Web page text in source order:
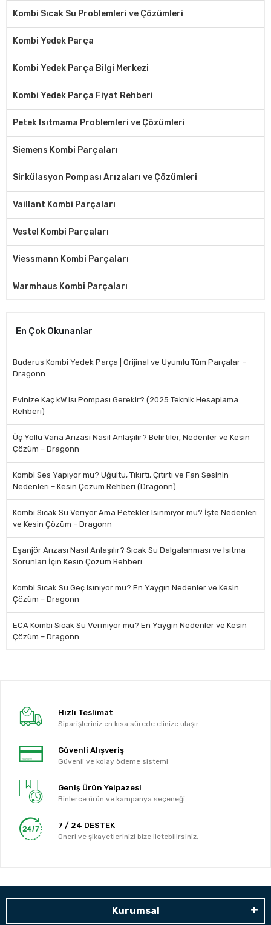
Kombi Sıcak Su Problemleri ve Çözümleri
Kombi Yedek Parça
Kombi Yedek Parça Bilgi Merkezi
Kombi Yedek Parça Fiyat Rehberi
Petek Isıtmama Problemleri ve Çözümleri
Siemens Kombi Parçaları
Sirkülasyon Pompası Arızaları ve Çözümleri
Vaillant Kombi Parçaları
Vestel Kombi Parçaları
Viessmann Kombi Parçaları
Warmhaus Kombi Parçaları
En Çok Okunanlar
Buderus Kombi Yedek Parça | Orijinal ve Uyumlu Tüm Parçalar –
Dragonn
Evinize Kaç kW Isı Pompası Gerekir? (2025 Teknik Hesaplama
Rehberi)
Üç Yollu Vana Arızası Nasıl Anlaşılır? Belirtiler, Nedenler ve Kesin
Çözüm – Dragonn
Kombi Ses Yapıyor mu? Uğultu, Tıkırtı, Çıtırtı ve Fan Sesinin
Nedenleri – Kesin Çözüm Rehberi (Dragonn)
Kombi Sıcak Su Veriyor Ama Petekler Isınmıyor mu? İşte Nedenleri
ve Kesin Çözüm – Dragonn
Eşanjör Arızası Nasıl Anlaşılır? Sıcak Su Dalgalanması ve Isıtma
Sorunları İçin Kesin Çözüm Rehberi
Kombi Sıcak Su Geç Isınıyor mu? En Yaygın Nedenler ve Kesin
Çözüm – Dragonn
ECA Kombi Sıcak Su Vermiyor mu? En Yaygın Nedenler ve Kesin
Çözüm – Dragonn
Hızlı Teslimat
Siparişleriniz en kısa sürede elinize ulaşır.
Güvenli Alışveriş
Güvenli ve kolay ödeme sistemi
Geniş Ürün Yelpazesi
Binlerce ürün ve kampanya seçeneği
7 / 24 DESTEK
Öneri ve şikayetlerinizi bize iletebilirsiniz.
Kurumsal